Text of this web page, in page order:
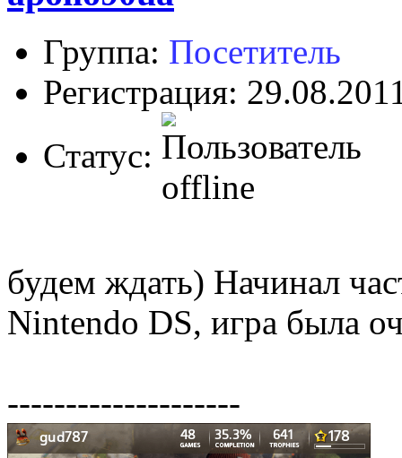
Группа: Посетитель
Регистрация:
Статус:
будем ждать) Начинал
Nintendo DS, игра была
--------------------